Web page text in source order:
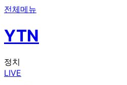
전체메뉴
YTN
정치
LIVE